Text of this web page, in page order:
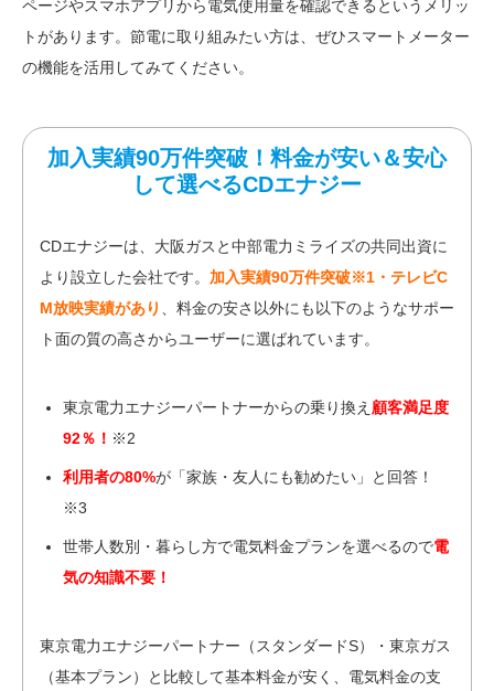
ページやスマホアプリから電気使用量を確認できるというメリッ
トがあります。節電に取り組みたい方は、ぜひスマートメーター
の機能を活用してみてください。
加入実績90万件突破！料金が安い＆安心
して選べるCDエナジー
CDエナジーは、大阪ガスと中部電力ミライズの共同出資に
より設立した会社です。 加入実績90万件突破※1・テレビC
M放映実績があり
、料金の安さ以外にも以下のようなサポー
ト面の質の高さからユーザーに選ばれています。
東京電力エナジーパートナーからの乗り換え 顧客満足度
92％！ ※2
利用者の80%が「家族・友人にも勧めたい」と回答！
※3
世帯人数別・暮らし方で電気料金プランを選べるので電
気の知識不要！
東京電力エナジーパートナー（スタンダードS）・東京ガス
（基本プラン）と比較して基本料金が安く、電気料金の支